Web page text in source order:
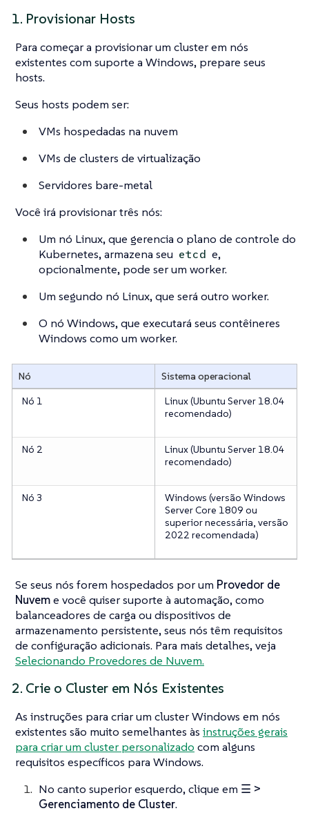
1. Provisionar Hosts
Para começar a provisionar um cluster em nós
existentes com suporte a Windows, prepare seus
hosts.
Seus hosts podem ser:
VMs hospedadas na nuvem
VMs de clusters de virtualização
Servidores bare-metal
Você irá provisionar três nós:
Um nó Linux, que gerencia o plano de controle do
Kubernetes, armazena seu etcd e,
opcionalmente, pode ser um worker.
Um segundo nó Linux, que será outro worker.
O nó Windows, que executará seus contêineres
Windows como um worker.
Nó
Sistema operacional
Nó 1
Linux (Ubuntu Server 18.04
recomendado)
Nó 2
Linux (Ubuntu Server 18.04
recomendado)
Nó 3
Windows (versão Windows
Server Core 1809 ou
superior necessária, versão
2022 recomendada)
Se seus nós forem hospedados por um Provedor de
Nuveme você quiser suporte à automação, como
balanceadores de carga ou dispositivos de
armazenamento persistente, seus nós têm requisitos
de configuração adicionais. Para mais detalhes, veja
Selecionando Provedores de Nuvem.
2. Crie o Cluster em Nós Existentes
As instruções para criar um cluster Windows em nós
existentes são muito semelhantes às instruções gerais
para criar um cluster personalizado com alguns
requisitos específicos para Windows.
No canto superior esquerdo, clique em ☰ >
Gerenciamento de Cluster.